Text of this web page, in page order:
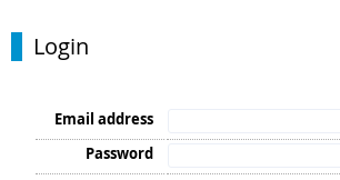
Login
Email address
Password